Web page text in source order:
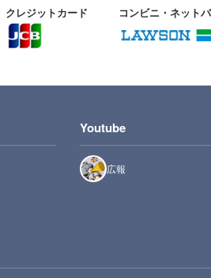
クレジットカード コンビニ・ネット
Youtube
広報